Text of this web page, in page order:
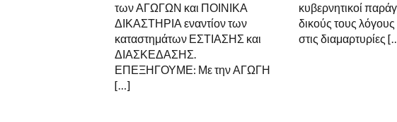
των ΑΓΩΓΩΝ και ΠΟΙΝΙΚΑ
ΔΙΚΑΣΤΗΡΙΑ εναντίον των
καταστημάτων ΕΣΤΙΑΣΗΣ και
ΔΙΑΣΚΕΔΑΣΗΣ.
ΕΠΕΞΗΓΟΥΜΕ: Με την ΑΓΩΓΗ
[…]
κυβερνητικοί
δικούς τους
στις διαμαρτυρίες